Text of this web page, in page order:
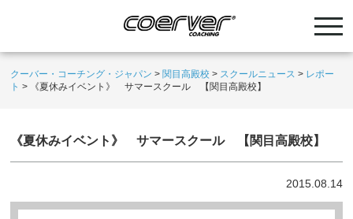
クーバー・コーチング・ジャパン > 関目高殿校 > スクールニュース > レポー
ト > 《夏休みイベント》 サマースクール 【関目高殿校】
《夏休みイベント》 サマースクール 【関目高殿校】
2015.08.14